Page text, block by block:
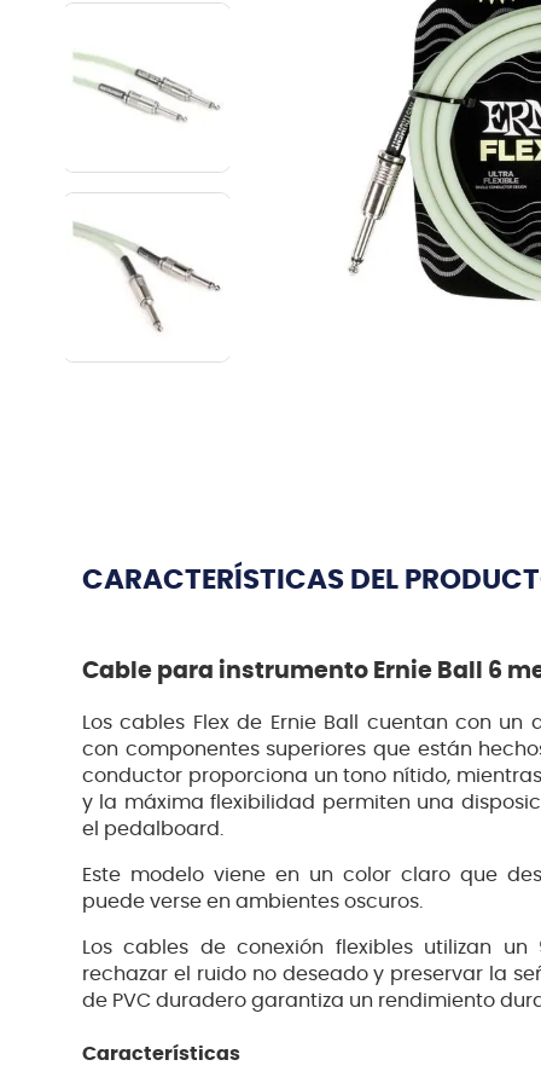
CARACTERÍSTICAS DEL
Cable para instrumento Ernie Ball 6
Los cables Flex de Ernie Ball cuentan con
con componentes superiores que están
conductor proporciona un tono nítido,
y la máxima flexibilidad permiten una
el pedalboard.
Este modelo viene en un color claro que
puede verse en ambientes oscuros.
Los cables de conexión flexibles utilizan
rechazar el ruido no deseado y preservar la
de PVC duradero garantiza un rendimiento
Características